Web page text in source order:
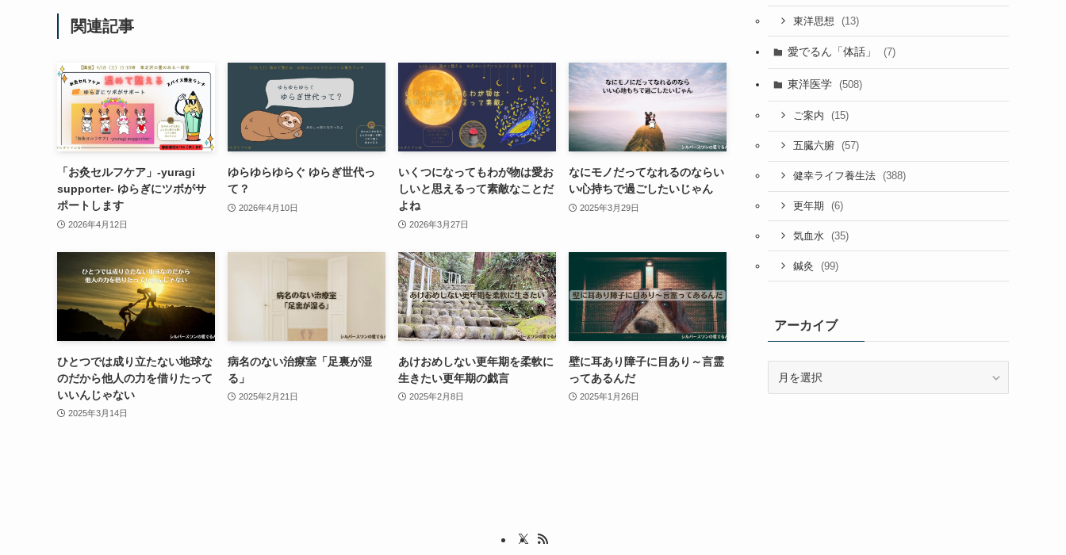
関連記事
「お灸セルフケア」-yuragi
supporter- ゆらぎにツボがサ
ポートします
2026年4月12日
ゆらゆらゆらぐ ゆらぎ世代っ
て？
2026年4月10日
いくつになってもわが物は愛お
しいと思えるって素敵なことだ
よね
2026年3月27日
なにモノだってなれるのならい
い心持ちで過ごしたいじゃん
2025年3月29日
ひとつでは成り立たない地球な
のだから他人の力を借りたって
いいんじゃない
2025年3月14日
病名のない治療室「足裏が湿
る」
2025年2月21日
あけおめしない更年期を柔軟に
生きたい更年期の戯言
2025年2月8日
壁に耳あり障子に目あり～言霊
ってあるんだ
2025年1月26日
東洋思想 (13)
愛でるん「体話」 (7)
東洋医学 (508)
ご案内 (15)
五臓六腑 (57)
健幸ライフ養生法 (388)
更年期 (6)
気血水 (35)
鍼灸 (99)
アーカイブ